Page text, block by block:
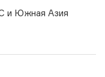
и Южная Азия